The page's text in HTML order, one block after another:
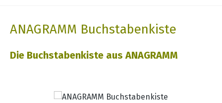
ANAGRAMM Buchstabenkiste
Die Buchstabenkiste aus ANAGRAMM
Bildergalerie überspringen